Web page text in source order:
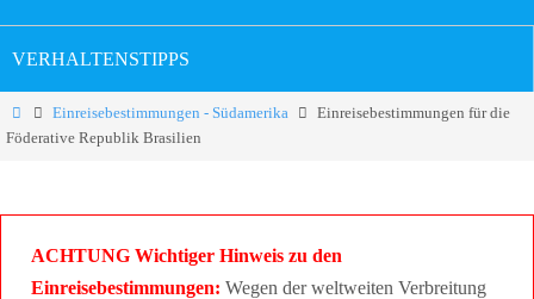
VERHALTENSTIPPS
Einreisebestimmungen - Südamerika
Einreisebestimmungen für die
Föderative Republik Brasilien
ACHTUNG Wichtiger Hinweis zu den
Einreisebestimmungen: Wegen der weltweiten Verbreitung